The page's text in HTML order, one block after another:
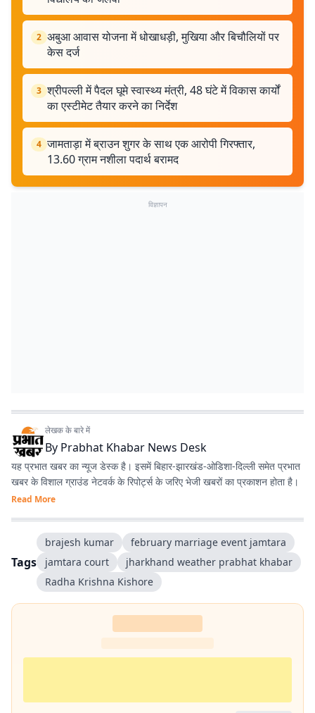
2 अबुआ आवास योजना में धोखाधड़ी, मुखिया और बिचौलियों पर
केस दर्ज
3 श्रीपल्ली में पैदल घूमे स्वास्थ्य मंत्री, 48 घंटे में विकास कार्यों
का एस्टीमेट तैयार करने का निर्देश
4 जामताड़ा में ब्राउन शुगर के साथ एक आरोपी गिरफ्तार,
13.60 ग्राम नशीला पदार्थ बरामद
विज्ञापन
लेखक के बारे में
By Prabhat Khabar News Desk
यह प्रभात खबर का न्यूज डेस्क है। इसमें बिहार-झारखंड-ओडिशा-दिल्‍ली समेत प्रभात
खबर के विशाल ग्राउंड नेटवर्क के रिपोर्ट्स के जरिए भेजी खबरों का प्रकाशन होता है।
Read More
Tags
brajesh kumar
february marriage event jamtara
jamtara court
jharkhand weather prabhat khabar
Radha Krishna Kishore